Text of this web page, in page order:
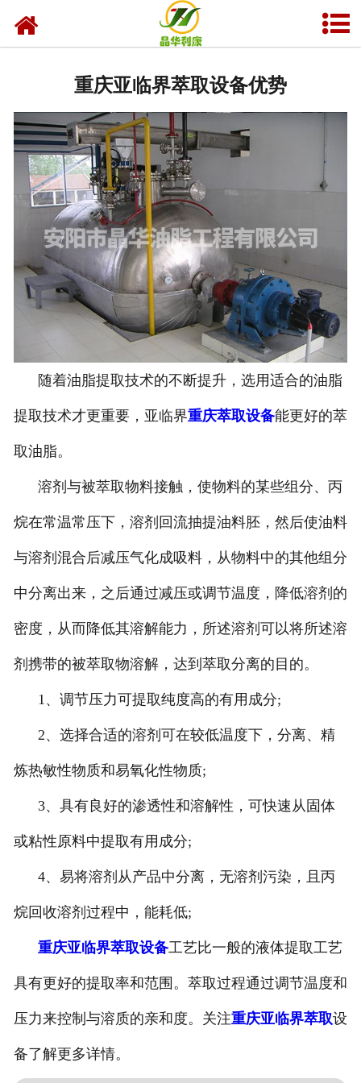
业务及应用
技术资料
新闻中心
关于晶华
联系我们
重庆亚临界萃取设备优势
随着油脂提取技术的不断提升，选用适合的油脂
提取技术才更重要，亚临界重庆萃取设备能更好的萃
取油脂。
溶剂与被萃取物料接触，使物料的某些组分、丙
烷在常温常压下，溶剂回流抽提油料胚，然后使油料
与溶剂混合后减压气化成吸料，从物料中的其他组分
中分离出来，之后通过减压或调节温度，降低溶剂的
密度，从而降低其溶解能力，所述溶剂可以将所述溶
剂携带的被萃取物溶解，达到萃取分离的目的。
1、调节压力可提取纯度高的有用成分;
2、选择合适的溶剂可在较低温度下，分离、精
炼热敏性物质和易氧化性物质;
3、具有良好的渗透性和溶解性，可快速从固体
或粘性原料中提取有用成分;
4、易将溶剂从产品中分离，无溶剂污染，且丙
烷回收溶剂过程中，能耗低;
重庆亚临界萃取设备工艺比一般的液体提取工艺
具有更好的提取率和范围。萃取过程通过调节温度和
压力来控制与溶质的亲和度。关注重庆亚临界萃取设
备了解更多详情。